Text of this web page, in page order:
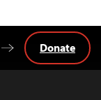
Donate